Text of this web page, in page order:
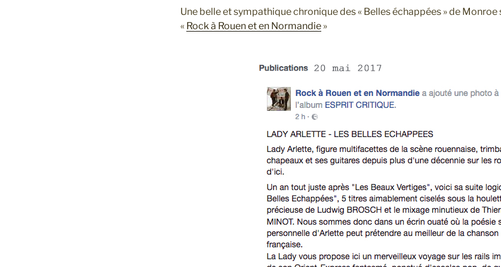
Une belle et sympathique chronique des « Belles échappées » de
« Rock à Rouen et en Normandie »